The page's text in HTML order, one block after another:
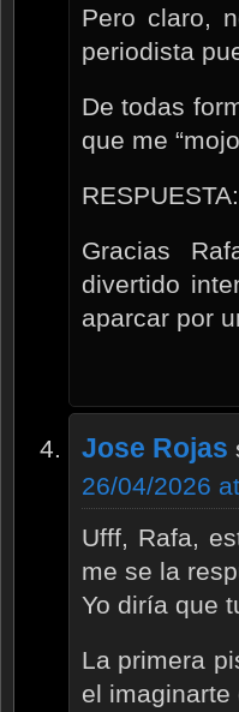
Pero claro,
periodista
De todas
que me
Gracias
divertido
aparcar por
Jose Rojas
26/04/2026
Ufff, Rafa,
me se la
Yo diría que
La primera
el